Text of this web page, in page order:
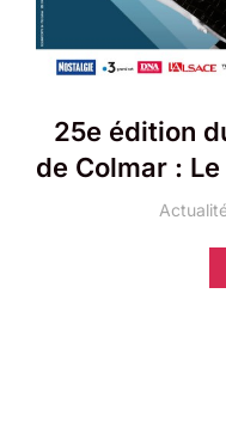
25e édition
de Colmar :